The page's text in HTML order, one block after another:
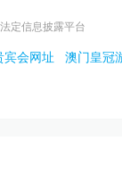
定信息披露平台
宾会网址 澳门皇冠